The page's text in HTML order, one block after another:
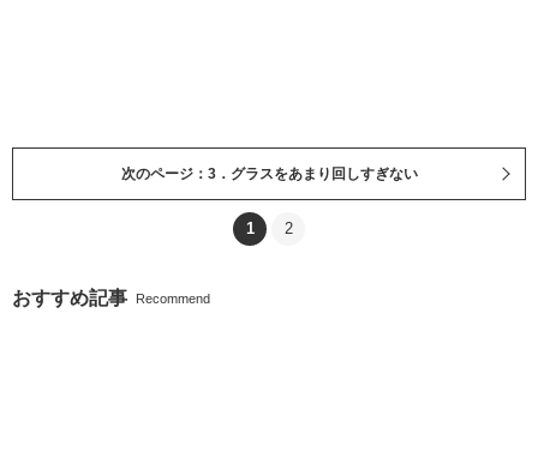
次のページ：3．グラスをあまり回しすぎない
1 2
おすすめ記事 Recommend